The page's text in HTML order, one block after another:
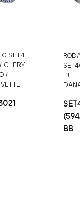
SET4
CHERY
/
EJE
88